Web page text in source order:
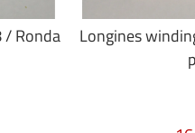
/ Ronda
Longines